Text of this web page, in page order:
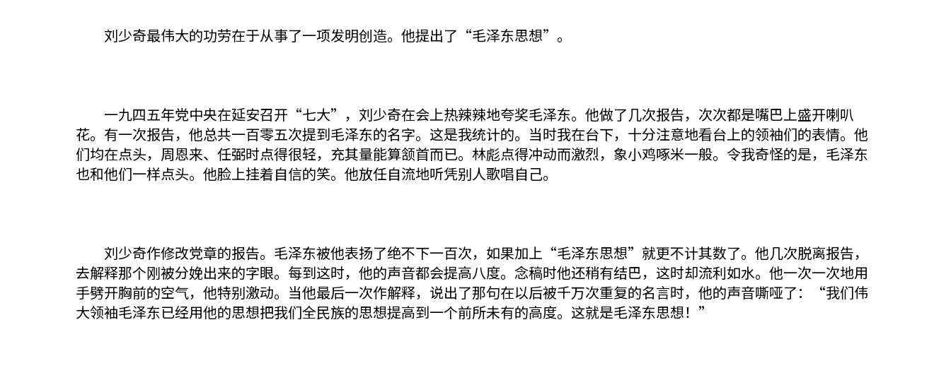
刘少奇最伟大的功劳在于从事了一项发明创造。他提出了“毛泽东思想”。
一九四五年党中央在延安召开“七大”，刘少奇在会上热辣辣地夸奖毛泽东。他做了几次报告，次次都是嘴巴上盛开喇叭
花。有一次报告，他总共一百零五次提到毛泽东的名字。这是我统计的。当时我在台下，十分注意地看台上的领袖们的表情。他
们均在点头，周恩来、任弼时点得很轻，充其量能算颔首而已。林彪点得冲动而激烈，象小鸡啄米一般。令我奇怪的是，毛泽东
也和他们一样点头。他脸上挂着自信的笑。他放任自流地听凭别人歌唱自己。
刘少奇作修改党章的报告。毛泽东被他表扬了绝不下一百次，如果加上“毛泽东思想”就更不计其数了。他几次脱离报告，
去解释那个刚被分娩出来的字眼。每到这时，他的声音都会提高八度。念稿时他还稍有结巴，这时却流利如水。他一次一次地用
手劈开胸前的空气，他特别激动。当他最后一次作解释，说出了那句在以后被千万次重复的名言时，他的声音嘶哑了：“我们伟
大领袖毛泽东已经用他的思想把我们全民族的思想提高到一个前所未有的高度。这就是毛泽东思想！”